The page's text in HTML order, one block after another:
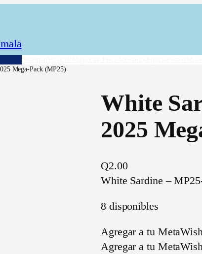
Mega-Pack (MP25)
White
2025
Q2.00
White Sardine –
8 disponibles
Agregar a tu
Agregar a tu